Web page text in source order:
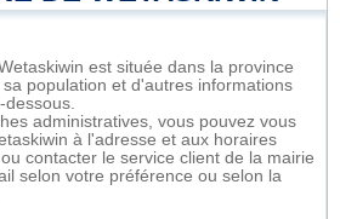
est située dans la province
population et d'autres informations
administratives, vous pouvez vous
à l'adresse et aux horaires
contacter le service client de la mairie
selon votre préférence ou selon la